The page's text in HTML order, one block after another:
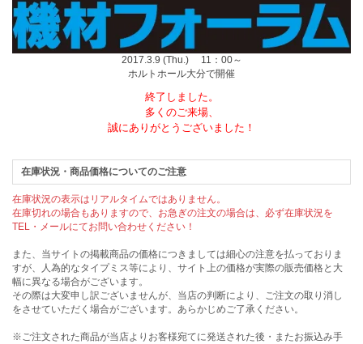
2017.3.9 (Thu.) 11：00～
ホルトホール大分で開催
終了しました。
多くのご来場、
誠にありがとうございました！
在庫状況・商品価格についてのご注意
在庫状況の表示はリアルタイムではありません。
在庫切れの場合もありますので、お急ぎの注文の場合は、必ず在庫状況を
TEL・メールにてお問い合わせください！
また、当サイトの掲載商品の価格につきましては細心の注意を払っておりま
すが、人為的なタイプミス等により、サイト上の価格が実際の販売価格と大
幅に異なる場合がございます。
その際は大変申し訳ございませんが、当店の判断により、ご注文の取り消し
をさせていただく場合がございます。あらかじめご了承ください。
※ご注文された商品が当店よりお客様宛てに発送された後・またお振込み手